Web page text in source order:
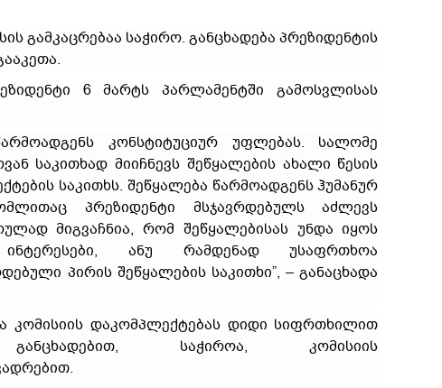
გამკაცრებაა საჭირო. განცხადება პრეზიდენტის
6 მარტს პარლამენტში გამოსვლისას
კონსტიტუციურ უფლებას. სალომე
საკითხად მიიჩნევს შეწყალების ახალი წესის
საკითხს. შეწყალება წარმოადგენს ჰუმანურ
პრეზიდენტი მსჯავრდებულს აძლევს
მიგვაჩნია, რომ შეწყალებისას უნდა იყოს
ინტერესები, ანუ რამდენად უსაფრთხოა
პირის შეწყალების საკითხი”, – განაცხადა
კომისიის დაკომპლექტებას დიდი სიფრთხილით
საჭიროა, კომისიის